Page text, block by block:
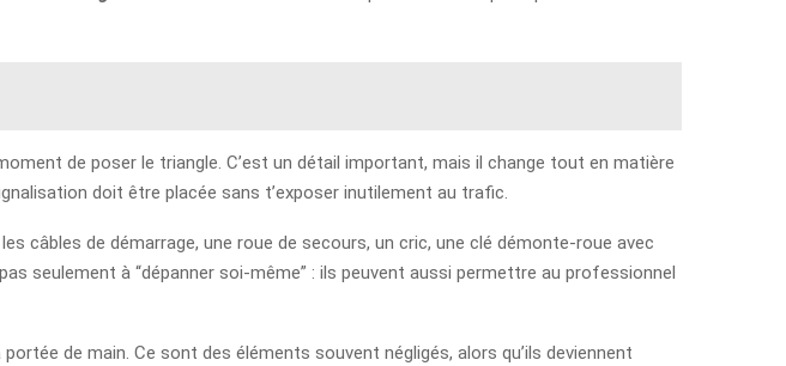
de poser le triangle. C’est un détail important, mais il change tout en matière
doit être placée sans t’exposer inutilement au trafic.
câbles de démarrage, une roue de secours, un cric, une clé démonte-roue avec
seulement à “dépanner soi-même” : ils peuvent aussi permettre au professionnel
portée de main. Ce sont des éléments souvent négligés, alors qu’ils deviennent